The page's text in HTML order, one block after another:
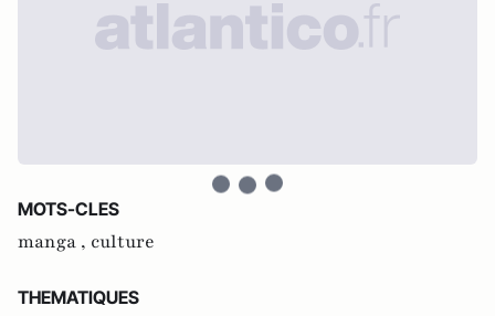
MOTS-CLES
manga , culture
THEMATIQUES